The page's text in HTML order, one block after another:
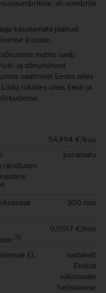
sh numbrile
kasutamata jäänud
kuusse.
mahtu saab
ja sõnumihind
saatmisel Eestis olles
riikides olles Eesti ja
54,994 €/kuu
rändluses
4)
piiramatu
300 min
(3)
0,0517 €/min
EL
vastavalt
Eestist
välismaale
helistamise